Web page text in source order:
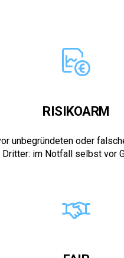
RISIKOARM
unbegründeten oder
Dritter: im Notfall selbst vor